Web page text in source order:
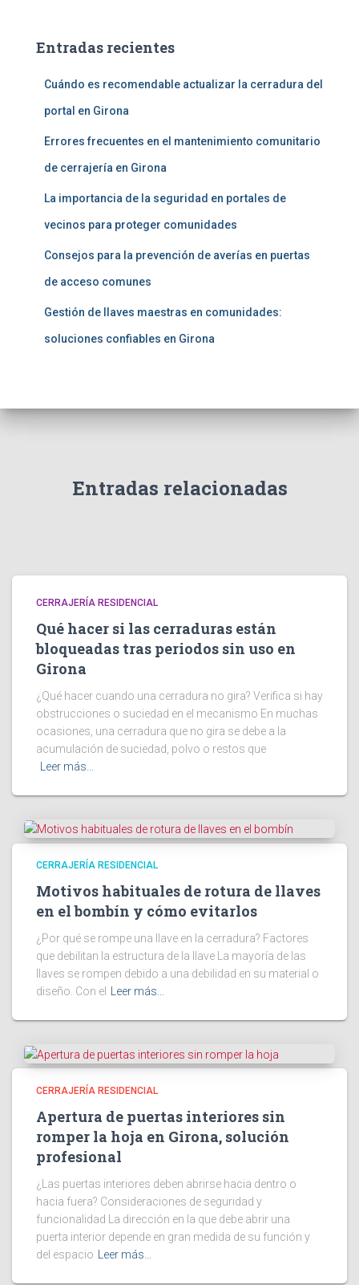
a
Entradas recientes
Cuándo es recomendable actualizar la cerradura del
portal en Girona
Errores frecuentes en el mantenimiento comunitario
de cerrajería en Girona
La importancia de la seguridad en portales de
vecinos para proteger comunidades
Consejos para la prevención de averías en puertas
de acceso comunes
Gestión de llaves maestras en comunidades:
soluciones confiables en Girona
Entradas relacionadas
CERRAJERÍA RESIDENCIAL
Qué hacer si las cerraduras están
bloqueadas tras periodos sin uso en
Girona
¿Qué hacer cuando una cerradura no gira? Verifica si hay
obstrucciones o suciedad en el mecanismo En muchas
ocasiones, una cerradura que no gira se debe a la
acumulación de suciedad, polvo o restos que
Leer más…
CERRAJERÍA RESIDENCIAL
Motivos habituales de rotura de llaves
en el bombín y cómo evitarlos
¿Por qué se rompe una llave en la cerradura? Factores
que debilitan la estructura de la llave La mayoría de las
llaves se rompen debido a una debilidad en su material o
diseño. Con el Leer más…
CERRAJERÍA RESIDENCIAL
Apertura de puertas interiores sin
romper la hoja en Girona, solución
profesional
¿Las puertas interiores deben abrirse hacia dentro o
hacia fuera? Consideraciones de seguridad y
funcionalidad La dirección en la que debe abrir una
puerta interior depende en gran medida de su función y
del espacio
Leer más…